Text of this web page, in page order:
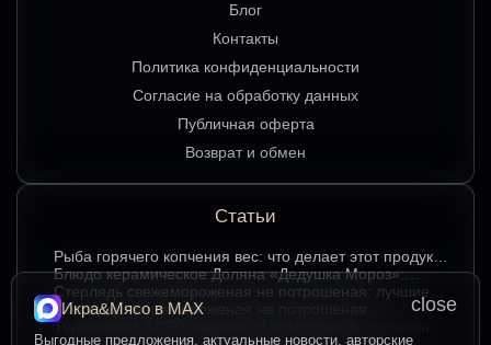
Блог
Контакты
Политика конфиденциальности
Согласие на обработку данных
Публичная оферта
Возврат и обмен
Статьи
Рыба горячего копчения вес: что делает этот продукт
любимым среди ценителей
Блюдо керамическое Доляна «Дедушка Мороз»:
изюминка праздничного стола в ярком красном цвете
Стерлядь свежемороженая не потрошеная: лучшие
гастрономические сочетания для насыщенного вкуса
Стерлядь свежемороженая не потрошеная:
особенности выбора и использования в кулинарии
Термопакет 42*50: надёжный помощник в сохранении
close
Икра&Мясо в МАХ
Выгодные предложения, актуальные новости, авторские